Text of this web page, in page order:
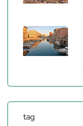
tag